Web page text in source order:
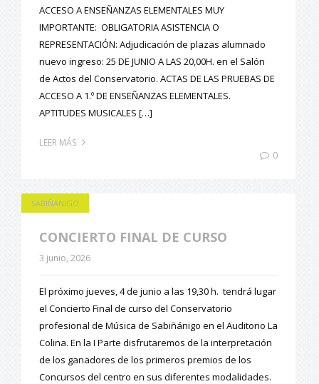
ACCESO A ENSEÑANZAS ELEMENTALES MUY
IMPORTANTE: OBLIGATORIA ASISTENCIA O
REPRESENTACIÓN: Adjudicación de plazas alumnado
nuevo ingreso: 25 DE JUNIO A LAS 20,00H. en el Salón
de Actos del Conservatorio. ACTAS DE LAS PRUEBAS DE
ACCESO A 1.º DE ENSEÑANZAS ELEMENTALES.
APTITUDES MUSICALES […]
LEER MÁS
0
SABIÑANIGO
CONCIERTO FINAL DE CURSO
3 junio, 2026
El próximo jueves, 4 de junio a las 19,30 h. tendrá lugar
el Concierto Final de curso del Conservatorio
profesional de Música de Sabiñánigo en el Auditorio La
Colina. En la I Parte disfrutaremos de la interpretación
de los ganadores de los primeros premios de los
Concursos del centro en sus diferentes modalidades.